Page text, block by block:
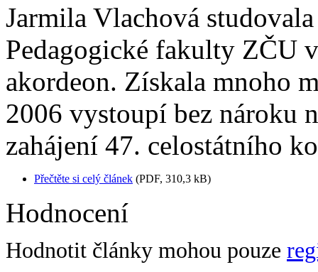
Jarmila Vlachová
Pedagogické fakulty ZČU
akordeon. Získala mnoho
2006 vystoupí bez nároku
zahájení 47. celostátního
Přečtěte si celý článek (PDF, 310,3 kB)
Hodnocení
Hodnotit články mohou pouze